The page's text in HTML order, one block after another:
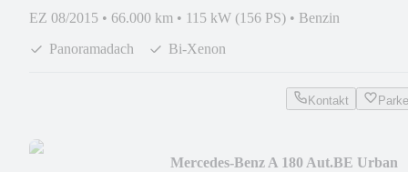
EZ 08/2015 • 66.000 km • 115 kW (156 PS) • Benzin
Panoramadach
Bi-Xenon
Kontakt
Mercedes-Benz A 180 Aut.BE Urban